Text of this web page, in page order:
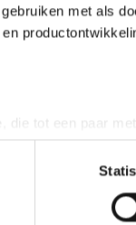
met als
die tot een paar
specifieke
en stel uw